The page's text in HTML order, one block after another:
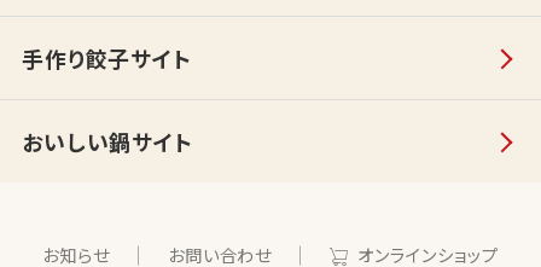
手作り餃子サイト
おいしい鍋サイト
お知らせ お問い合わせ オンラインショップ